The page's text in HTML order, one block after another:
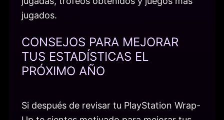
jugados.
CONSEJOS PARA MEJORAR
TUS ESTADÍSTICAS EL
PRÓXIMO AÑO
Si después de revisar tu PlayStation Wrap-